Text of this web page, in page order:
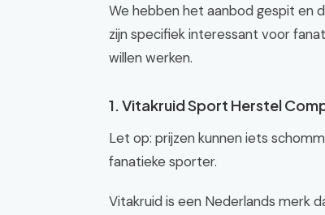
We hebben het aanbod gespit en
zijn specifiek interessant voor
willen werken.
1. Vitakruid Sport Herstel
Let op: prijzen kunnen iets
fanatieke sporter.
Vitakruid is een Nederlands merk